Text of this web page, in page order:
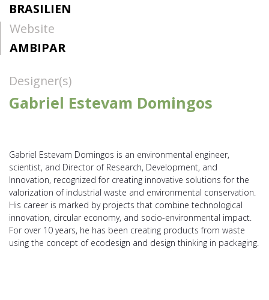
BRASILIEN
Website
AMBIPAR
Designer(s)
Gabriel Estevam Domingos
Gabriel Estevam Domingos is an environmental engineer,
scientist, and Director of Research, Development, and
Innovation, recognized for creating innovative solutions for the
valorization of industrial waste and environmental conservation.
His career is marked by projects that combine technological
innovation, circular economy, and socio-environmental impact.
For over 10 years, he has been creating products from waste
using the concept of ecodesign and design thinking in packaging.